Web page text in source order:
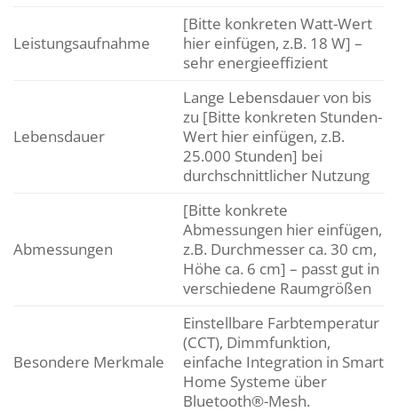
Leistungsaufnahme
[Bitte konkreten Watt-Wert
hier einfügen, z.B. 18 W] –
sehr energieeffizient
Lebensdauer
Lange Lebensdauer von bis
zu [Bitte konkreten Stunden-
Wert hier einfügen, z.B.
25.000 Stunden] bei
durchschnittlicher Nutzung
Abmessungen
[Bitte konkrete
Abmessungen hier einfügen,
z.B. Durchmesser ca. 30 cm,
Höhe ca. 6 cm] – passt gut in
verschiedene Raumgrößen
Besondere Merkmale
Einstellbare Farbtemperatur
(CCT), Dimmfunktion,
einfache Integration in Smart
Home Systeme über
Bluetooth®-Mesh.